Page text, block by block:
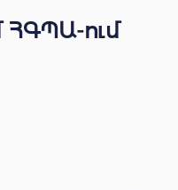
ՀԳՊԱ-ում